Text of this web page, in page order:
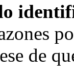
de